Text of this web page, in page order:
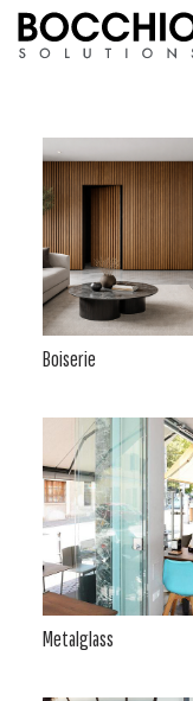
Boiserie
Metalglass